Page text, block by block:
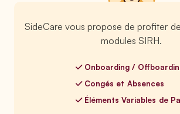
SideCare vous propose de profiter
modules SIRH.
Onboarding /
Congés et Absences
Éléments Variables de